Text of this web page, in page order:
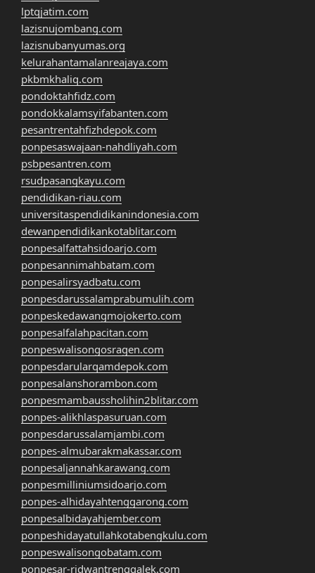
lptqjatim.com
lazisnujombang.com
lazisnubanyumas.org
kelurahantamalanreajaya.com
pkbmkhaliq.com
pondoktahfidz.com
pondokkalamsyifabanten.com
pesantrentahfizhdepok.com
ponpesaswajaan-nahdliyah.com
psbpesantren.com
rsudpasangkayu.com
pendidikan-riau.com
universitaspendidikanindonesia.com
dewanpendidikankotablitar.com
ponpesalfattahsidoarjo.com
ponpesannimahbatam.com
ponpesalirsyadbatu.com
ponpesdarussalamprabumulih.com
ponpeskedawangmojokerto.com
ponpesalfalahpacitan.com
ponpeswalisongosragen.com
ponpesdarularqamdepok.com
ponpesalanshorambon.com
ponpesmambaussholihin2blitar.com
ponpes-alikhlaspasuruan.com
ponpesdarussalamjambi.com
ponpes-almubarakmakassar.com
ponpesaljannahkarawang.com
ponpesmilliniumsidoarjo.com
ponpes-alhidayahtenggarong.com
ponpesalbidayahjember.com
ponpeshidayatullahkotabengkulu.com
ponpeswalisongobatam.com
ponpesar-ridwantrenggalek.com